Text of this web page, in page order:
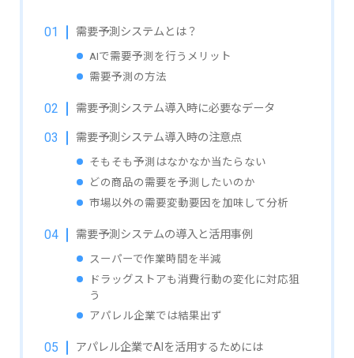
需要予測システムとは？
AIで需要予測を行うメリット
需要予測の方法
需要予測システム導入時に必要なデータ
需要予測システム導入時の注意点
そもそも予測はなかなか当たらない
どの商品の需要を予測したいのか
市場以外の需要変動要因を加味して分析
需要予測システムの導入と活用事例
スーパーで作業時間を半減
ドラッグストアも消費行動の変化に対応狙
う
アパレル企業では結果出ず
アパレル企業でAIを活用するためには